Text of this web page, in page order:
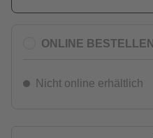
ONLINE BESTELLEN
Nicht online erhältlich